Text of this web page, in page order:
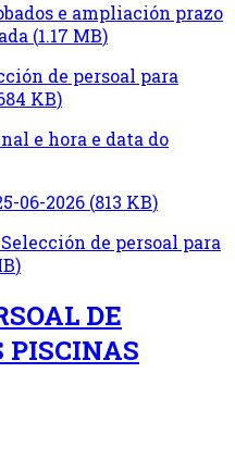
e ampliación prazo
(1.17 MB)
de persoal para
KB)
e hora e data do
06-2026 (813 KB)
de persoal para
)
DE
PISCINAS